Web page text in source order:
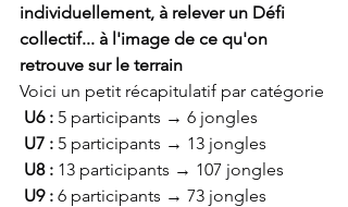
individuellement, à relever un Défi
collectif... à l'image de ce qu'on
retrouve sur le terrain
Voici un petit récapitulatif par catégorie
U6 : 5 participants → 6 jongles
U7 : 5 participants → 13 jongles
U8 : 13 participants → 107 jongles
U9 : 6 participants → 73 jongles